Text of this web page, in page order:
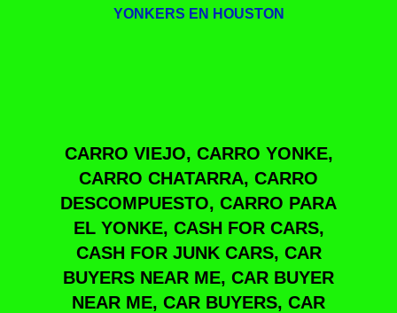
YONKERS EN HOUSTON
CARRO VIEJO, CARRO YONKE,
CARRO CHATARRA, CARRO
DESCOMPUESTO, CARRO PARA
EL YONKE, CASH FOR CARS,
CASH FOR JUNK CARS, CAR
BUYERS NEAR ME, CAR BUYER
NEAR ME, CAR BUYERS, CAR